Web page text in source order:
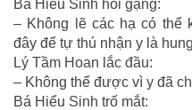
Bá Hiểu Sinh hỏi gặng:
– Không lẽ các hạ có thể
đây để tự thú nhận y là
Lý Tầm Hoan lắc đầu:
– Không thể được vì y đã
Bá Hiểu Sinh trố mắt: